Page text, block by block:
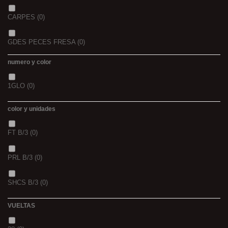
CARPES (0)
GDES PECES FRESA(0)
GDES. PECES MAIZ
GDES. PECES SCOPEX
PIÑA
numero y color
1GLO (0)
color y unidades
FT B/3 (0)
PRL B/3 (0)
SHCS B/3 (0)
VUELTAS